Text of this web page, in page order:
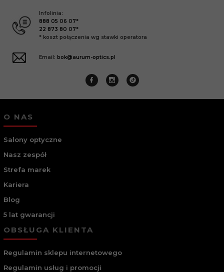
Infolinia:
888 05 06 07*
22 873 80 07*
* koszt połączenia wg stawki operatora
Email: bok@aurum-optics.pl
O NAS
Salony optyczne
Nasz zespół
Strefa marek
Kariera
Blog
5 lat gwarancji
OBSŁUGA KLIENTA
Regulamin sklepu internetowego
Regulamin usług i promocji